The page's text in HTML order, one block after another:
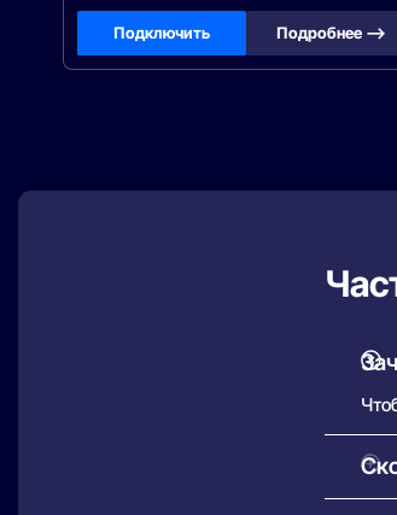
Подключить Подробнее —>